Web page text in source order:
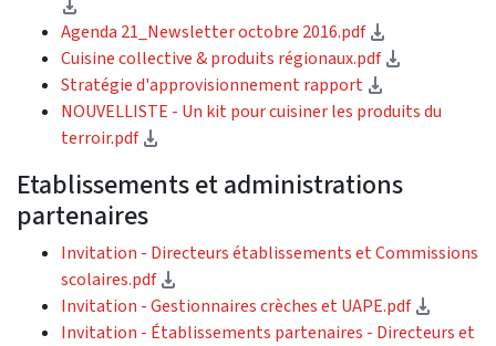
Agenda 21_Newsletter octobre 2016.pdf
Cuisine collective & produits régionaux.pdf
Stratégie d'approvisionnement rapport
NOUVELLISTE - Un kit pour cuisiner les produits du
terroir.pdf
Etablissements et administrations
partenaires
Invitation - Directeurs établissements et Commissions
scolaires.pdf
Invitation - Gestionnaires crèches et UAPE.pdf
Invitation - Établissements partenaires - Directeurs et